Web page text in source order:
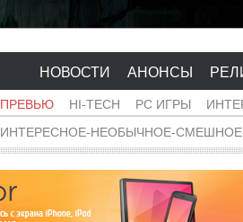
НОВОСТИ АНОНСЫ
ПРЕВЬЮ HI-TECH PC ИГРЫ
ИНТЕРЕСНОЕ-НЕОБЫЧНОЕ-